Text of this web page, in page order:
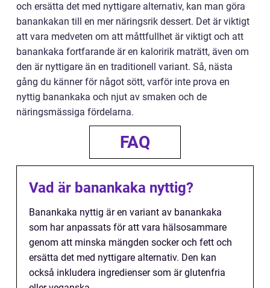
och ersätta det med nyttigare alternativ, kan man göra
banankakan till en mer näringsrik dessert. Det är viktigt
att vara medveten om att måttfullhet är viktigt och att
banankaka fortfarande är en kaloririk maträtt, även om
den är nyttigare än en traditionell variant. Så, nästa
gång du känner för något sött, varför inte prova en
nyttig banankaka och njut av smaken och de
näringsmässiga fördelarna.
FAQ
Vad är banankaka nyttig?
Banankaka nyttig är en variant av banankaka
som har anpassats för att vara hälsosammare
genom att minska mängden socker och fett och
ersätta det med nyttigare alternativ. Den kan
också inkludera ingredienser som är glutenfria